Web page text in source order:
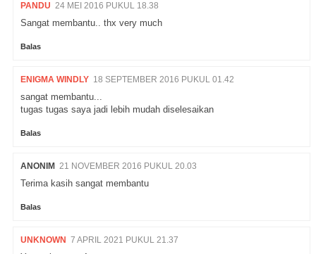
PANDU 24 MEI 2016 PUKUL 18.38
Sangat membantu.. thx very much
Balas
ENIGMA WINDLY 18 SEPTEMBER 2016 PUKUL 01.42
sangat membantu...
tugas tugas saya jadi lebih mudah diselesaikan
Balas
ANONIM 21 NOVEMBER 2016 PUKUL 20.03
Terima kasih sangat membantu
Balas
UNKNOWN 7 APRIL 2021 PUKUL 21.37